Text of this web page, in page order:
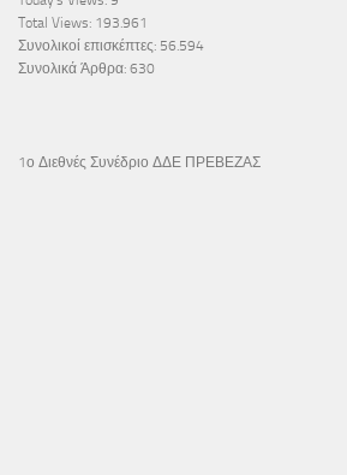
Total Views: 193.961
Συνολικοί επισκέπτες: 56.594
Συνολικά Άρθρα: 630
1ο Διεθνές Συνέδριο ΔΔΕ ΠΡΕΒΕΖΑΣ